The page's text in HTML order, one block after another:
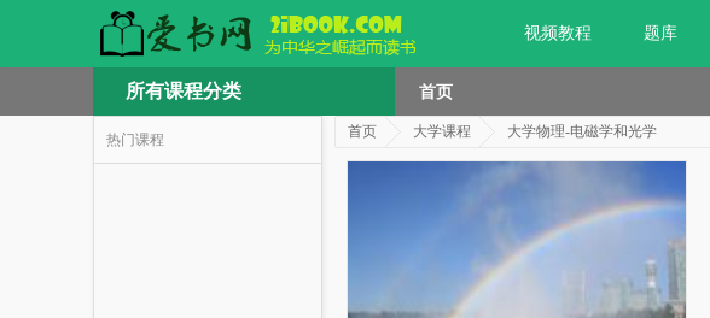
视频教程 题库
所有课程分类 首页
热门课程 首页 大学课程 大学物理-电磁学和光学